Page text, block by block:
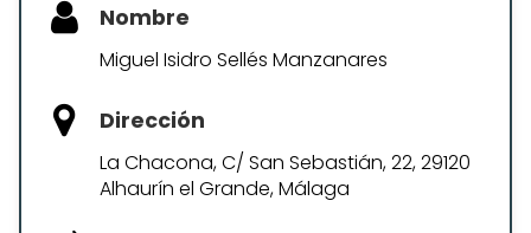
Nombre
Miguel Isidro Sellés Manzanares
Dirección
La Chacona, C/ San Sebastián, 22, 29120
Alhaurín el Grande, Málaga